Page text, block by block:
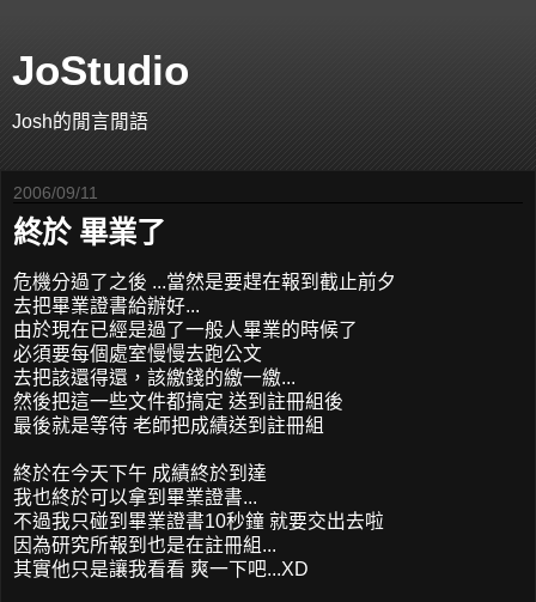
JoStudio
Josh的閒言閒語
2006/09/11
終於 畢業了
危機分過了之後 ...當然是要趕在報到截止前夕
去把畢業證書給辦好...
由於現在已經是過了一般人畢業的時候了
必須要每個處室慢慢去跑公文
去把該還得還，該繳錢的繳一繳...
然後把這一些文件都搞定 送到註冊組後
最後就是等待 老師把成績送到註冊組
終於在今天下午 成績終於到達
我也終於可以拿到畢業證書...
不過我只碰到畢業證書10秒鐘 就要交出去啦
因為研究所報到也是在註冊組...
其實他只是讓我看看 爽一下吧...XD